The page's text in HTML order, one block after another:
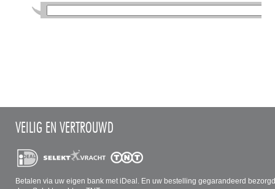
VEILIG EN VERTROUWD
Betalen via uw eigen bank met iDeal. En uw bestelling gegarandeerd